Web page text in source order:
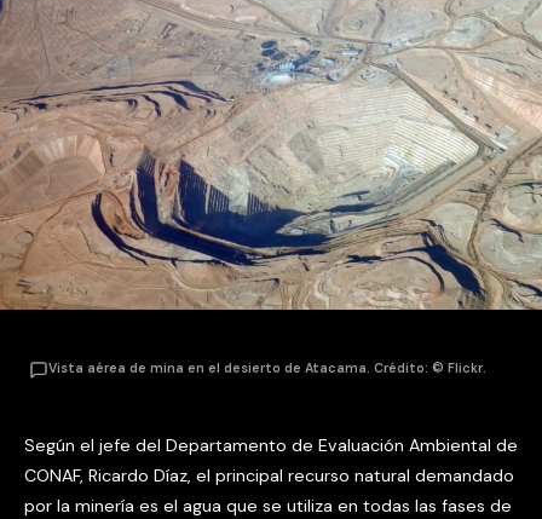
Vista aérea de mina en el desierto de Atacama. Crédito: © Flickr.
Según el jefe del Departamento de Evaluación Ambiental de
CONAF, Ricardo Díaz, el principal recurso natural demandado
por la minería es el agua que se utiliza en todas las fases de